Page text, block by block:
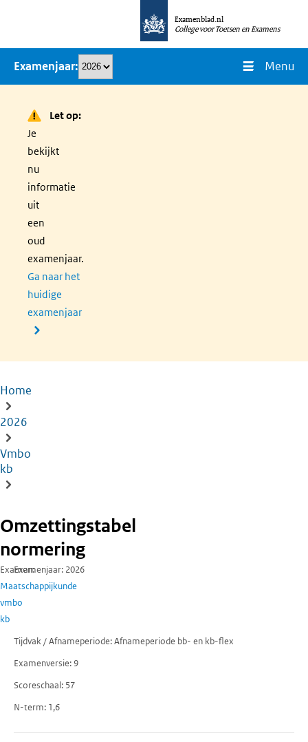
naar
inhoud
Examenblad.nl
College voor Toetsen en Examens
Examenjaar Menu
Let op:
Je
bekijkt
nu
informatie
uit
een
oud
examenjaar.
Ga naar het
huidige
examenjaar
Kruimelpad
Home
2026
Vmbo
kb
Omzettingstabel
normering
Examen
Maatschappijkunde
vmbo
kb
Examenjaar 2026
Tijdvak / Afnameperiode Afnameperiode bb- en kb-flex
Examenversie 9
Scoreschaal 57
N-term 1,6